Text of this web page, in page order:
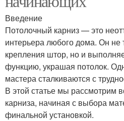
Введение
Потолочный карниз — это
интерьера любого дома. Он не
крепления штор, но и
функцию, украшая потолок.
мастера сталкиваются с
В этой статье мы рассмотрим
карниза, начиная с выбора
финальной установкой.